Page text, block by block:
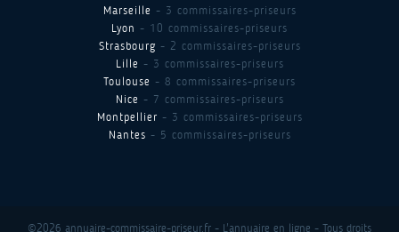
Marseille - 3 commissaires-priseurs
Lyon - 10 commissaires-priseurs
Strasbourg - 2 commissaires-priseurs
Lille - 3 commissaires-priseurs
Toulouse - 8 commissaires-priseurs
Nice - 7 commissaires-priseurs
Montpellier - 3 commissaires-priseurs
Nantes - 5 commissaires-priseurs
©2026 annuaire-commissaire-priseur.fr - L'annuaire en ligne - Tous droits